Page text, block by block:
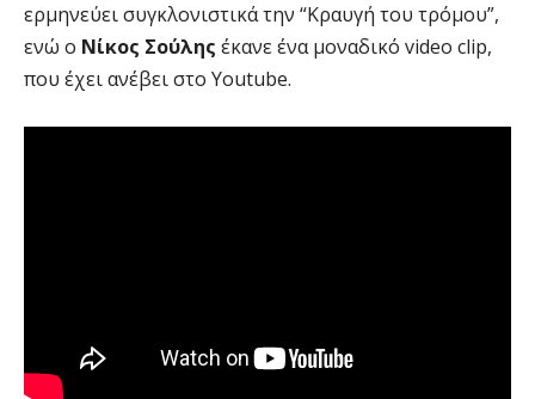
ερμηνεύει συγκλονιστικά την “Κραυγή του τρόμου”,
ενώ ο Νίκος Σούλης έκανε ένα μοναδικό video clip,
που έχει ανέβει στο Youtube.